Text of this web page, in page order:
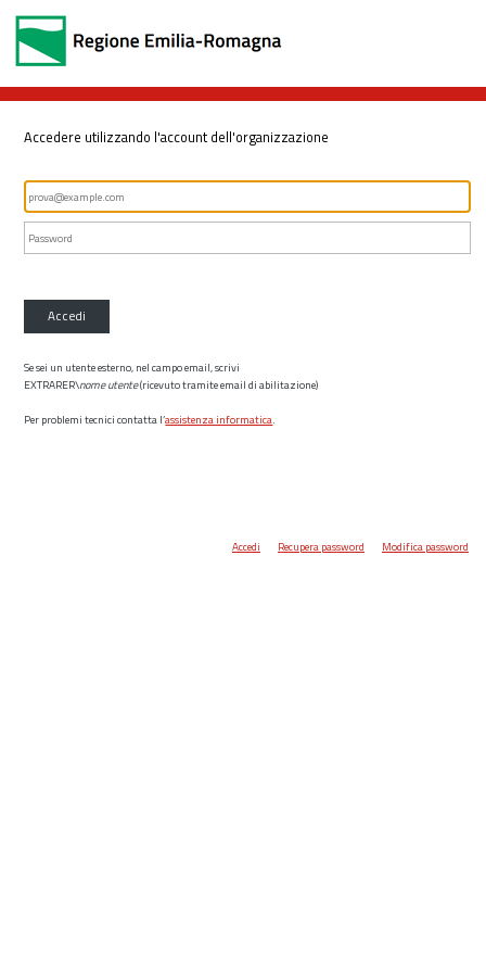
Accedere utilizzando l'account dell'organizzazione
Accedi
Se sei un utente esterno, nel campo email, scrivi
EXTRARER\nome utente(ricevuto tramite email di abilitazione)
Per problemi tecnici contatta l’assistenza informatica.
Accedi Recupera password Modifica password